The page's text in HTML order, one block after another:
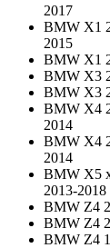
2017
BMW X1
2015
BMW X1
BMW X3
BMW X3
BMW X4
2014
BMW X4
2014
BMW X5
2013-2018
BMW Z4
BMW Z4
BMW Z4